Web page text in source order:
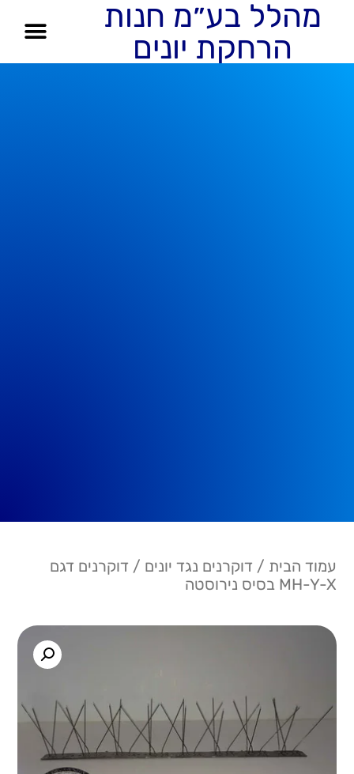
מהלל בע״מ חנות
הרחקת יונים
עמוד הבית /דוקרנים נגד יונים / דוקרנים דגם
MH-Y-X בסיס נירוסטה